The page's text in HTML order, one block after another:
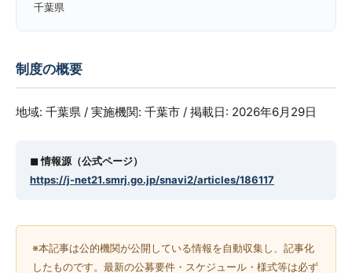
千葉県
制度の概要
地域: 千葉県 / 実施機関: 千葉市 / 掲載日: 2026年6月29日
◼︎ 情報源（公式ページ）
https://j-net21.smrj.go.jp/snavi2/articles/186117
※本記事は公的機関が公開している情報を自動収集し、記事化
したものです。最新の公募要件・スケジュール・様式等は必ず